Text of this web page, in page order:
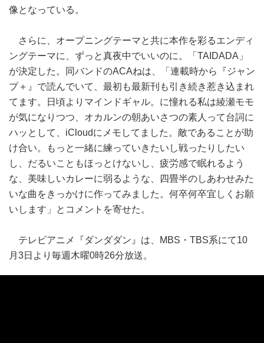
像となっている。
さらに、オープニングテーマと共に本作を彩るエンディ
ングテーマに、ずっと真夜中でいいのに。「TAIDADA」
が決定した。同バンドのACAねは、「連載時から『ジャン
プ＋』で読んでいて、最初も最新刊も引き続き惹き込まれ
てます。日頃よりマインドギャル。に憧れる私は綾瀬モモ
が気になりつつ、オカルンの朝あいさつの素人って台詞に
ハッとして、iCloudにメモしてました。敵であることが助
け合い。もっと一緒に練っていきたいし戦ったりしたい
し、だるいこともほっとけないし、疲労感で眠れるよう
な、美味しいカレーに弱るような、四畳半のしあわせみた
いな曲をきっかけに作ってみました。何卒何卒宜しくお願
いします」とコメントを寄せた。
テレビアニメ『ダンダダン』は、MBS・TBS系にて10
月3日より毎週木曜0時26分放送。